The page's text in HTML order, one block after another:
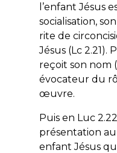
l’enfant Jésus
socialisation,
rite de
Jésus (Lc 2.21).
reçoit son nom
évocateur du
œuvre.
Puis en Luc
présentation
enfant Jésus